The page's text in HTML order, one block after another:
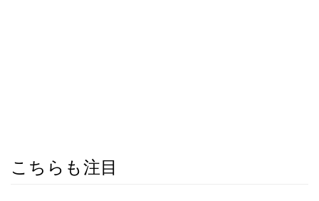
こちらも注目